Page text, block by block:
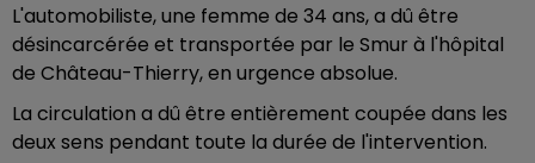
L'automobiliste, une femme de 34 ans, a dû être
désincarcérée et transportée par le Smur à l'hôpital
de Château-Thierry, en urgence absolue.
La circulation a dû être entièrement coupée dans les
deux sens pendant toute la durée de l'intervention.